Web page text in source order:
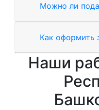
Можно ли
Как оформить
Наши